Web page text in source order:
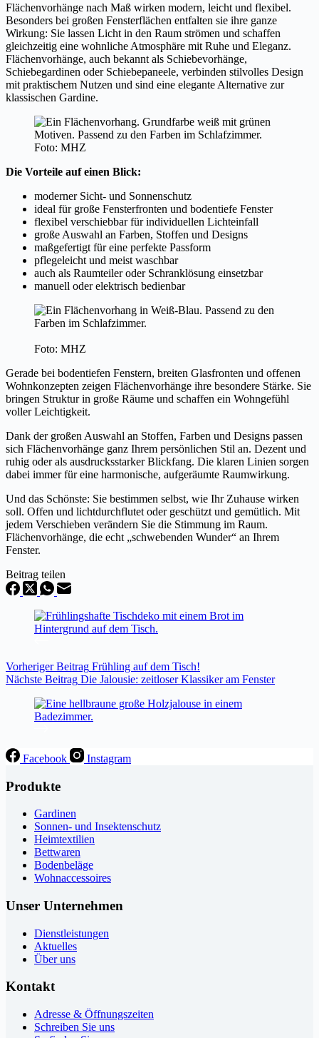
Flächenvorhänge nach Maß wirken modern, leicht und flexibel.
Besonders bei großen Fensterflächen entfalten sie ihre ganze
Wirkung: Sie lassen Licht in den Raum strömen und schaffen
gleichzeitig eine wohnliche Atmosphäre mit Ruhe und Eleganz.
Flächenvorhänge, auch bekannt als Schiebevorhänge,
Schiebegardinen oder Schiebepaneele, verbinden stilvolles Design
mit praktischem Nutzen und sind eine elegante Alternative zur
klassischen Gardine.
Foto: MHZ
Die Vorteile auf einen Blick:
moderner Sicht- und Sonnenschutz
ideal für große Fensterfronten und bodentiefe Fenster
flexibel verschiebbar für individuellen Lichteinfall
große Auswahl an Farben, Stoffen und Designs
maßgefertigt für eine perfekte Passform
pflegeleicht und meist waschbar
auch als Raumteiler oder Schranklösung einsetzbar
manuell oder elektrisch bedienbar
Foto: MHZ
Gerade bei bodentiefen Fenstern, breiten Glasfronten und offenen
Wohnkonzepten zeigen Flächenvorhänge ihre besondere Stärke. Sie
bringen Struktur in große Räume und schaffen ein Wohngefühl
voller Leichtigkeit.
Dank der großen Auswahl an Stoffen, Farben und Designs passen
sich Flächenvorhänge ganz Ihrem persönlichen Stil an. Dezent und
ruhig oder als ausdrucksstarker Blickfang. Die klaren Linien sorgen
dabei immer für eine harmonische, aufgeräumte Raumwirkung.
Und das Schönste: Sie bestimmen selbst, wie Ihr Zuhause wirken
soll. Offen und lichtdurchflutet oder geschützt und gemütlich. Mit
jedem Verschieben verändern Sie die Stimmung im Raum.
Flächenvorhänge, die echt „schwebenden Wunder“ an Ihrem
Fenster.
Beitrag teilen
VorherigerBeitrag Frühling auf dem Tisch!
Nächste Beitrag Die Jalousie: zeitloser Klassiker am Fenster
Facebook Instagram
Produkte
Gardinen
Sonnen- und Insektenschutz
Heimtextilien
Bettwaren
Bodenbeläge
Wohnaccessoires
Unser Unternehmen
Dienstleistungen
Aktuelles
Über uns
Kontakt
Adresse & Öffnungszeiten
Schreiben Sie uns